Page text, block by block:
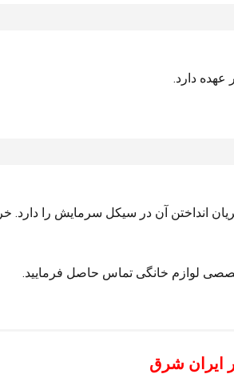
عهده دارد.
آن در سیکل سرمایش را دارد.
تخصصی لوازم خانگی تماس حاصل فرمایید.
ایران شرق